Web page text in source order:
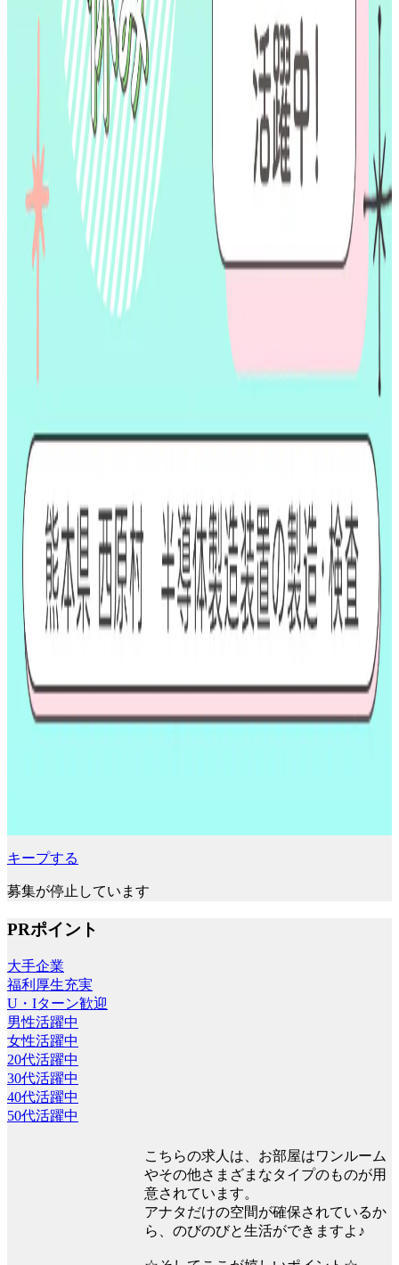
キープする
募集が停止しています
PRポイント
大手企業
福利厚生充実
U・Iターン歓迎
男性活躍中
女性活躍中
20代活躍中
30代活躍中
40代活躍中
50代活躍中
こちらの求人は、お部屋はワンルーム
やその他さまざまなタイプのものが用
意されています。
アナタだけの空間が確保されているか
ら、のびのびと生活ができますよ♪